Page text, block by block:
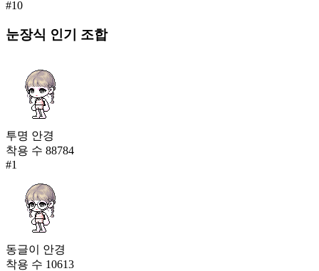
#10
눈장식 인기 조합
투명 안경
착용 수 88784
#1
동글이 안경
착용 수 10613